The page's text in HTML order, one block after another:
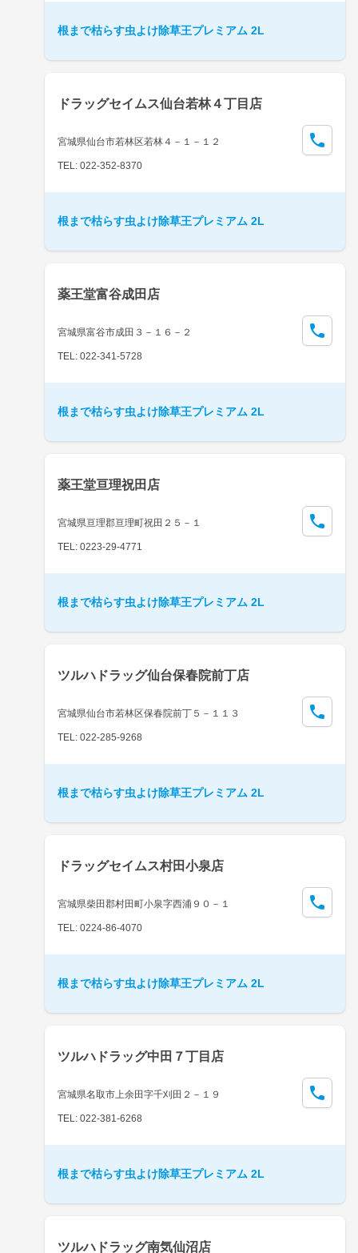
根まで枯らす虫よけ除草王プレミアム 2L
ドラッグセイムス仙台若林４丁目店
宮城県仙台市若林区若林４－１－１２
TEL: 022-352-8370
根まで枯らす虫よけ除草王プレミアム 2L
薬王堂富谷成田店
宮城県富谷市成田３－１６－２
TEL: 022-341-5728
根まで枯らす虫よけ除草王プレミアム 2L
薬王堂亘理祝田店
宮城県亘理郡亘理町祝田２５－１
TEL: 0223-29-4771
根まで枯らす虫よけ除草王プレミアム 2L
ツルハドラッグ仙台保春院前丁店
宮城県仙台市若林区保春院前丁５－１１３
TEL: 022-285-9268
根まで枯らす虫よけ除草王プレミアム 2L
ドラッグセイムス村田小泉店
宮城県柴田郡村田町小泉字西浦９０－１
TEL: 0224-86-4070
根まで枯らす虫よけ除草王プレミアム 2L
ツルハドラッグ中田７丁目店
宮城県名取市上余田字千刈田２－１９
TEL: 022-381-6268
根まで枯らす虫よけ除草王プレミアム 2L
ツルハドラッグ南気仙沼店